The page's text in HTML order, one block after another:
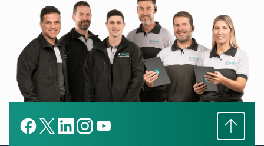
Subir